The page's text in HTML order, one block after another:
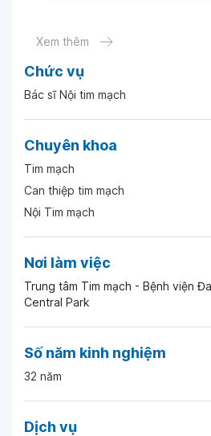
Chức vụ
Bác sĩ Nội tim mạch
Chuyên khoa
Tim mạch
Can thiệp tim mạch
Nội Tim mạch
Nơi làm việc
Trung tâm Tim mạch - Bệnh viện
Central Park
Số năm kinh nghiệm
32 năm
Dịch vụ
Xem thêm